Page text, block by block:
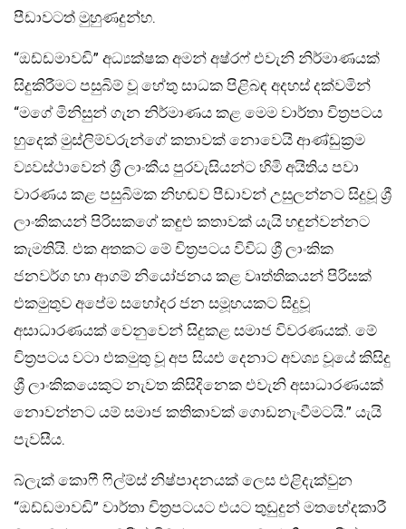
පීඩාවටත් මුහුණදුන්හ.
“ඔඩ්ඩමාවඩි” අධ්‍යක්ෂක අමන් අෂ්රෆ් එවැනි නිර්මාණයක්
සිදුකිරීමට පසුබිම් වූ හේතු සාධක පිළිබඳ අදහස් දක්වමින්
“මගේ මිනිසුන් ගැන නිර්මාණය කළ මෙම වාර්තා චිත්‍රපටය
හුදෙක් මුස්ලිම්වරුන්ගේ කතාවක් නොවෙයි ආණ්ඩුක්‍රම
ව්‍යවස්ථාවෙන් ශ්‍රී ලාංකීය පුරවැසියන්ට හිමි අයිතිය පවා
වාරණය කළ පසුබිමක නිහඬව පීඩාවන් උසුලන්නට සිදුවූ ශ්‍රී
ලාංකිකයන් පිරිසකගේ කඳුළු කතාවක් යැයි හඳුන්වන්නට
කැමතියි. එක අතකට මේ චිත්‍රපටය විවිධ ශ්‍රී ලාංකික
ජනවර්ග හා ආගම් නියෝජනය කළ වෘත්තිකයන් පිරිසක්
එකමුතුව අපේම සහෝදර ජන සමූහයකට සිදුවූ
අසාධාරණයක් වෙනුවෙන් සිදුකළ සමාජ විවරණයක්. මේ
චිත්‍රපටය වටා එකමුතු වූ අප සියළු දෙනාට අවශ්‍ය වූයේ කිසිදු
ශ්‍රී ලාංකිකයෙකුට නැවත කිසිදිනෙක එවැනි අසාධාරණයක්
නොවන්නට යම් සමාජ කතිකාවක් ගොඩනැංවීමටයි.” යැයි
පැවසීය.
බ්ලැක් කොෆී ෆිල්ම්ස් නිෂ්පාදනයක් ලෙස එළිදැක්වුන
“ඔඩ්ඩමාවඩි” වාර්තා චිත්‍රපටයට එයට තුඩුදුන් මතභේදකාරී